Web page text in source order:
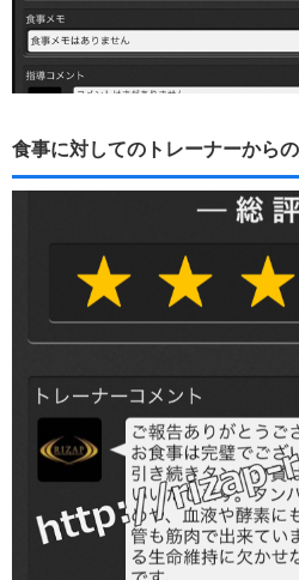
食事に対してのトレーナーから